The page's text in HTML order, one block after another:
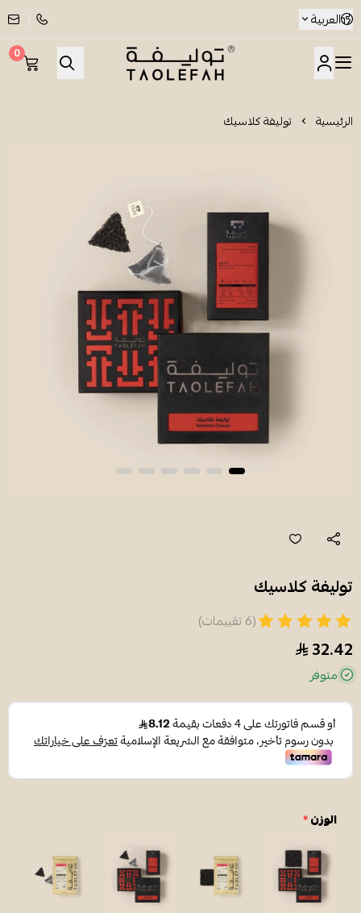
العربية
شاي توليفة
0
الرئيسية توليفة كلاسيك
توليفة كلاسيك
(6 تقييمات)
32.42
متوفر
الوزن*